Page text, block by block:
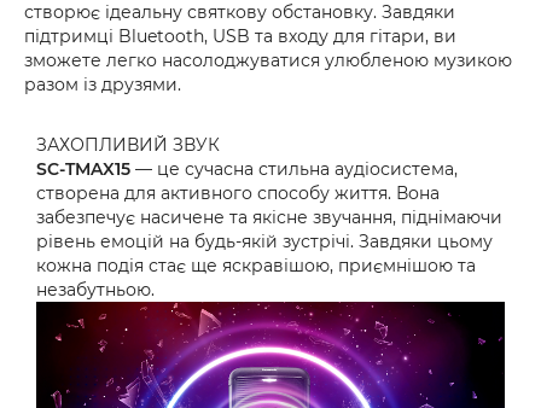
створює ідеальну святкову обстановку. Завдяки
підтримці Bluetooth, USB та входу для гітари, ви
зможете легко насолоджуватися улюбленою музикою
разом із друзями.
ЗАХОПЛИВИЙ ЗВУК
SC-TMAX15 — це сучасна стильна аудіосистема,
створена для активного способу життя. Вона
забезпечує насичене та якісне звучання, піднімаючи
рівень емоцій на будь-якій зустрічі. Завдяки цьому
кожна подія стає ще яскравішою, приємнішою та
незабутньою.